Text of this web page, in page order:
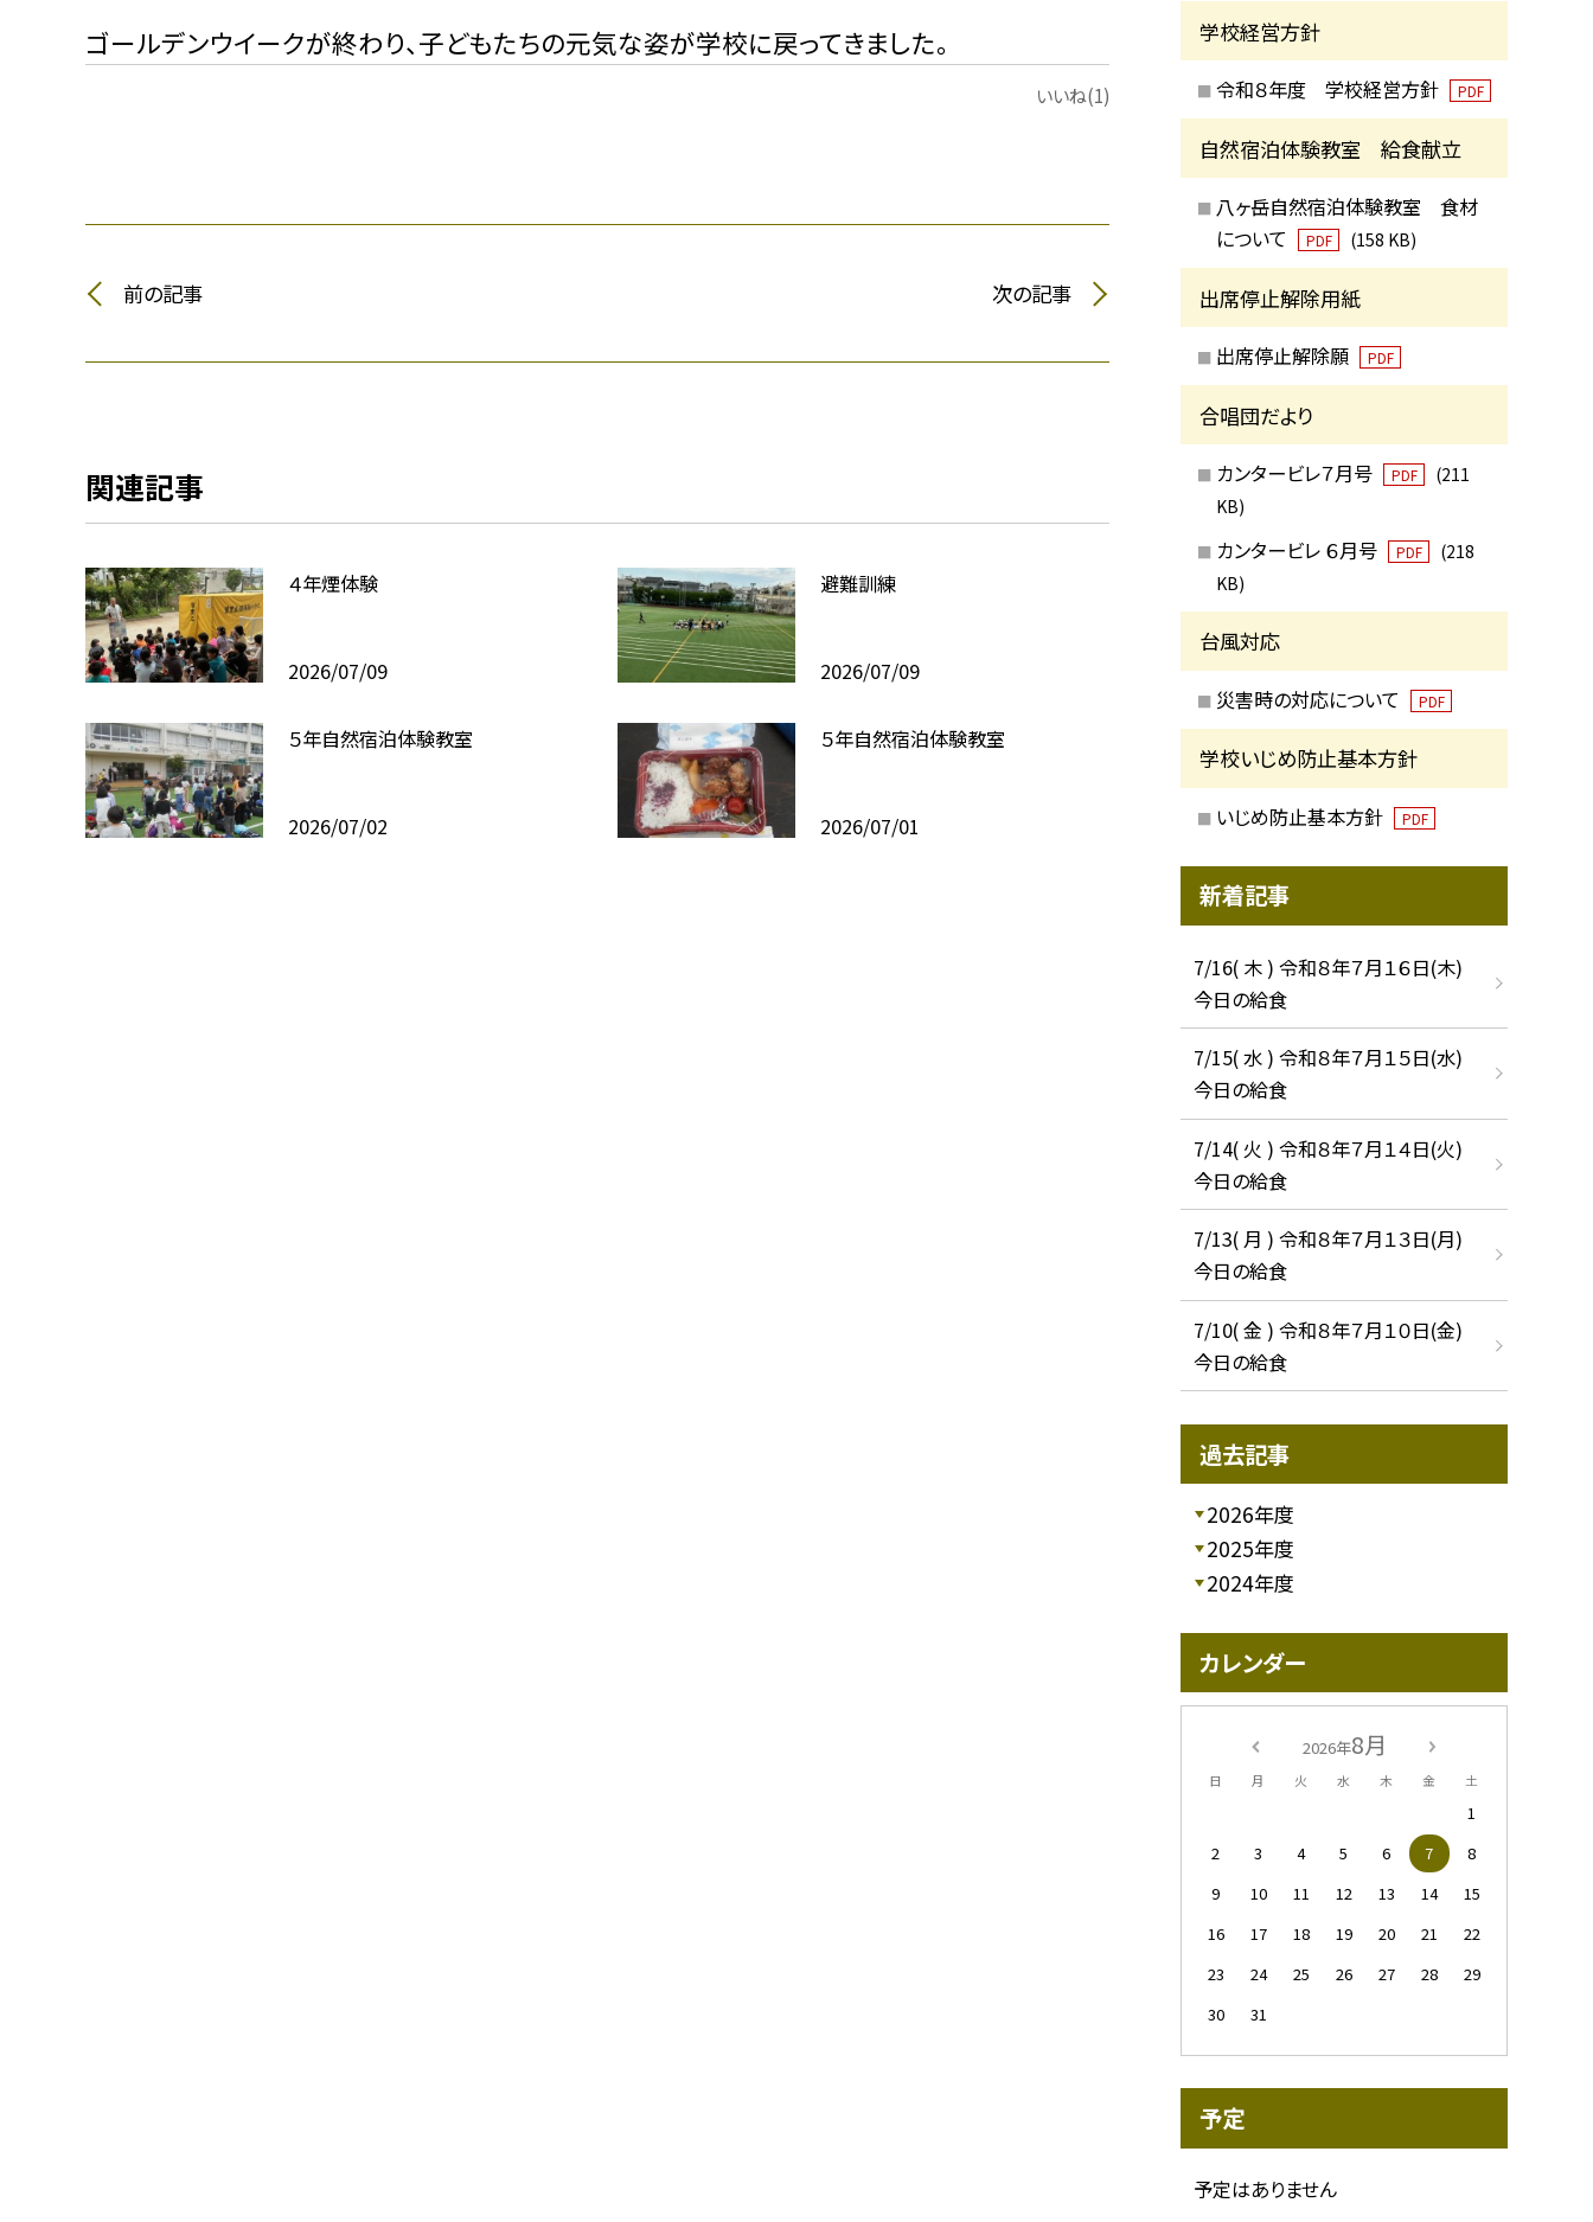
ゴールデンウイークが終わり、子どもたちの元気な姿が学校に戻ってきました。
いいね(1)
前の記事 次の記事
関連記事
４年煙体験
2026/07/09
避難訓練
2026/07/09
５年自然宿泊体験教室
2026/07/02
５年自然宿泊体験教室
2026/07/01
学校経営方針
令和８年度 学校経営方針 PDF
自然宿泊体験教室 給食献立
八ヶ岳自然宿泊体験教室 食材
について
PDF (158 KB)
出席停止解除用紙
出席停止解除願 PDF
合唱団だより
カンタービレ７月号 PDF
(211
KB)
カンタービレ ６月号 PDF
(218
KB)
台風対応
災害時の対応について PDF
学校いじめ防止基本方針
いじめ防止基本方針 PDF
新着記事
7/16( 木 ) 令和８年７月１６日(木)
今日の給食
7/15( 水 ) 令和８年７月１５日(水)
今日の給食
7/14( 火 ) 令和８年７月１４日(火)
今日の給食
7/13( 月 ) 令和８年７月１３日(月)
今日の給食
7/10( 金 ) 令和８年７月１０日(金)
今日の給食
過去記事
2026年度
2025年度
2024年度
カレンダー
2026年8月
日 月 火 水 木 金 土
1
2
3 4 5 6 7
8
9
10 11 12 13 14
15
16
17 18 19 20 21
22
23
24 25 26 27 28
29
30
31
予定
予定はありません